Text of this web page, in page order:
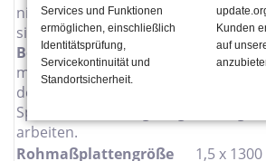
niedriger
sichere Abführung von Spänen
Bohren:Einsatz herkömmlicher
möglicher starker Erwärmung auf
der
Späne achten. Mit geringer
arbeiten.
Rohmaßplattengröße
1,5 x
Services und Funktionen
ermöglichen, einschließlich
Identitätsprüfung,
Servicekontinuität und
Standortsicherheit.
Kunden
auf